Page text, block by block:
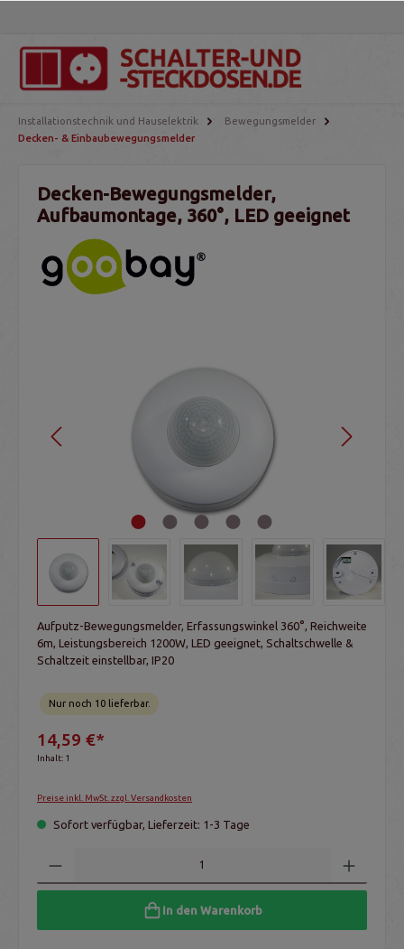
Installationstechnik und Hauselektrik
Bewegungsmelder
Decken- & Einbaubewegungsmelder
Decken-Bewegungsmelder,
Aufbaumontage, 360°, LED geeignet
Aufputz-Bewegungsmelder, Erfassungswinkel 360°, Reichweite
6m, Leistungsbereich 1200W, LED geeignet, Schaltschwelle &
Schaltzeit einstellbar, IP20
Nur noch 10 lieferbar.
14,59 €*
Inhalt: 1
Preise inkl. MwSt. zzgl. Versandkosten
Sofort verfügbar, Lieferzeit: 1-3 Tage
In den Warenkorb